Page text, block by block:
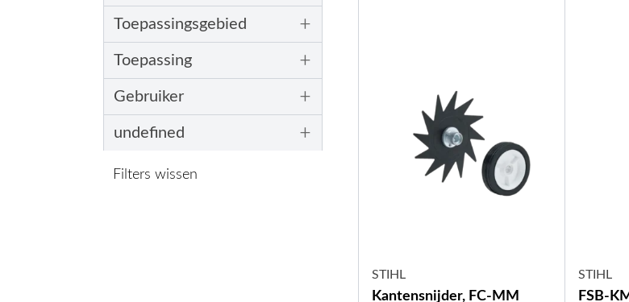
Toepassingsgebied +
Toepassing +
Gebruiker +
undefined +
Filters wissen
STIHL
Kantensnijder, FC-MM
STIHL
FSB-